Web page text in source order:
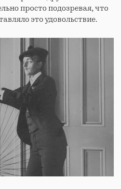
просто подозревая, что
это удовольствие.